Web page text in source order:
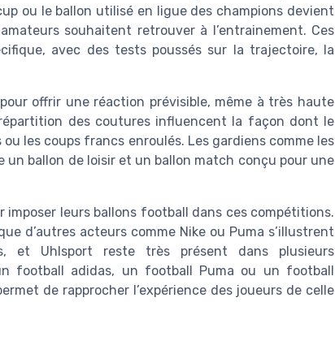
ou le ballon utilisé en ligue des champions devient
souhaitent retrouver à l’entrainement. Ces
avec des tests poussés sur la trajectoire, la
offrir une réaction prévisible, même à très haute
des coutures influencent la façon dont le
les coups francs enroulés. Les gardiens comme les
ballon de loisir et un ballon match conçu pour une
leurs ballons football dans ces compétitions.
d’autres acteurs comme Nike ou Puma s’illustrent
et Uhlsport reste très présent dans plusieurs
football adidas, un football Puma ou un football
de rapprocher l’expérience des joueurs de celle